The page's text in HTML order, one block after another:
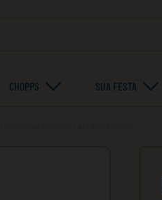
CHOPPS SUA FESTA